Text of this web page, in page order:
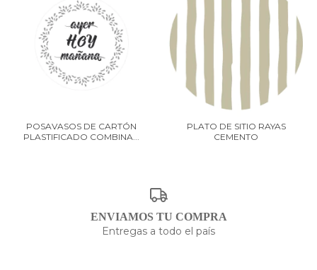
POSAVASOS DE CARTÓN
PLASTIFICADO COMBINA...
PLATO DE SITIO RAYAS
CEMENTO
ENVIAMOS TU COMPRA
Entregas a todo el país